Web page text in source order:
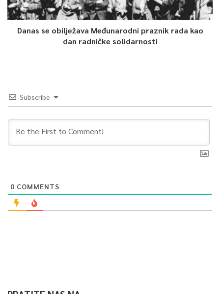
Danas se obilježava Međunarodni praznik rada kao
dan radničke solidarnosti
Subscribe
0 COMMENTS